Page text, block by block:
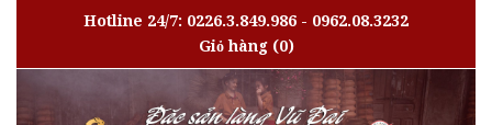
Hotline 24/7: 0226.3.849.986 - 0962.08.3232
Giỏ hàng(0)